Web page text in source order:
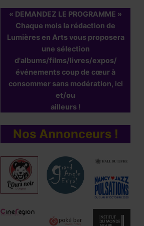
« DEMANDEZ LE PROGRAMME »
Chaque mois la rédaction de
Lumières en Arts vous proposera
une sélection
d'albums/films/livres/expos/
événements coup de cœur à
consommer sans modération, ici
et/ou
ailleurs !
Nos Annonceurs !